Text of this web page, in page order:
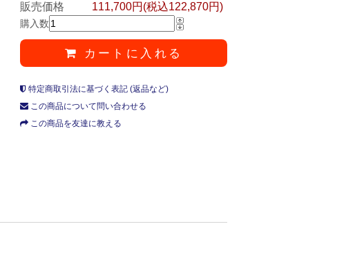
販売価格 111,700円(税込122,870円)
購入数
カートに入れる
特定商取引法に基づく表記 (返品など)
この商品について問い合わせる
この商品を友達に教える